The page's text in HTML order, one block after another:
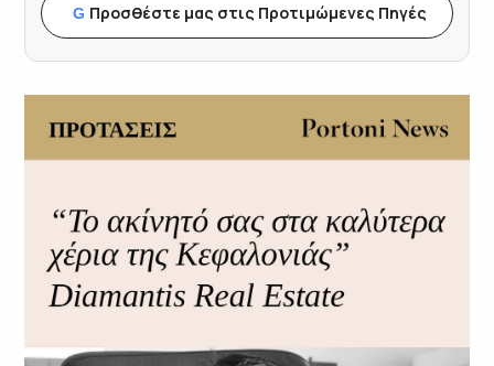
G Προσθέστε μας στις Προτιμώμενες Πηγές